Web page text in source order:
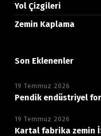
Yol Çizgileri
Zemin Kaplama
Son Eklenenler
19 Temmuz 2026
Pendik endüstriyel
19 Temmuz 2026
Kartal fabrika zemin